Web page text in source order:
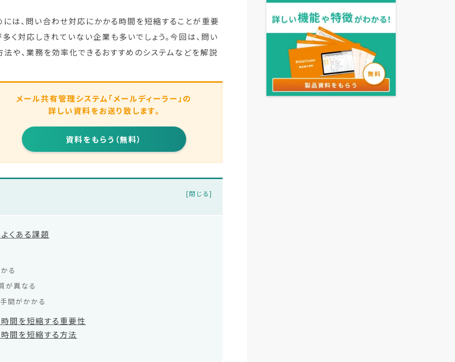
は、問い合わせ対応にかかる時間を短縮することが重要
く対応しきれていない企業も多いでしょう。今回は、問い
や、業務を効率化できるおすすめのシステムなどを解説
メール共有管理システム 「メールディーラー」の
詳しい資料をお送り致します。
資料をもらう（無料）
くある課題
る
が異なる
間がかかる
間を短縮する重要性
間を短縮する方法